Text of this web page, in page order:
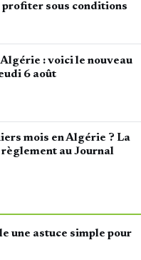
sous conditions
: voici le nouveau
6 août
mois en Algérie ? La
au Journal
une astuce simple pour